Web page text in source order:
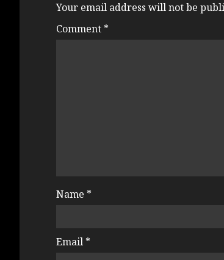
Your email address will not be
Comment *
Name *
Email *